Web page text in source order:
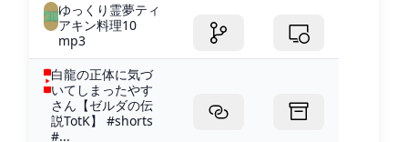
ゆっくり霊夢ティ
アキン料理10
mp3
白龍の正体に気づ
いてしまったやす
さん【ゼルダの伝
説TotK】 #shorts
#...